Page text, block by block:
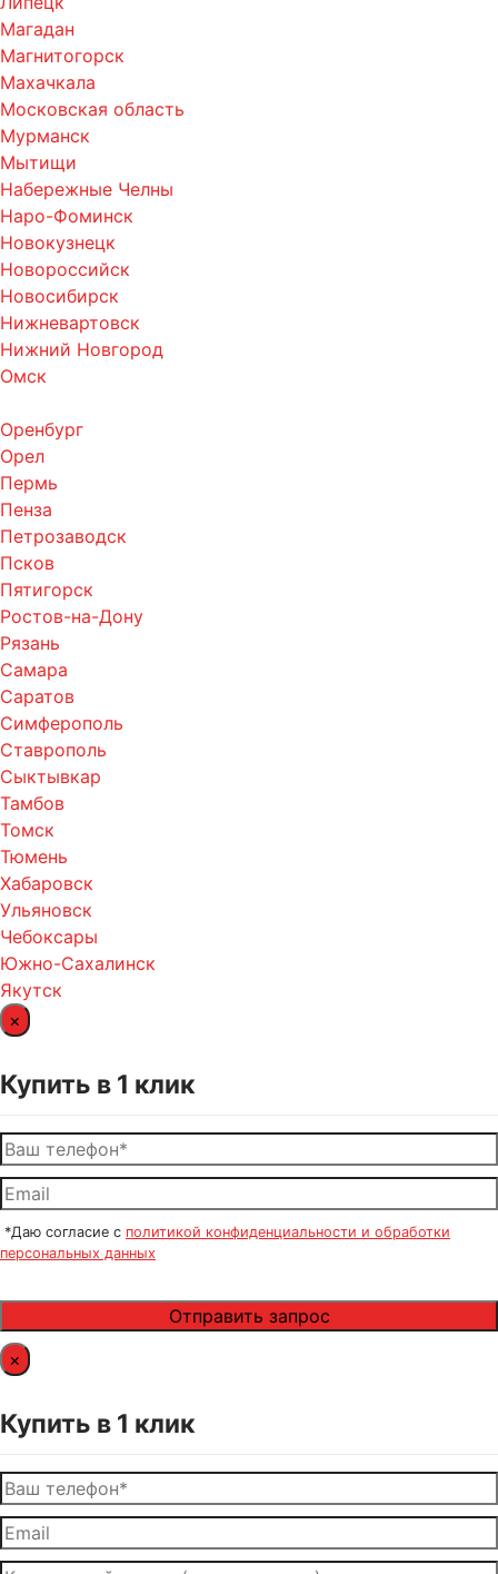
Магадан
Магнитогорск
Махачкала
Московская область
Мурманск
Мытищи
Набережные Челны
Наро-Фоминск
Новокузнецк
Новороссийск
Новосибирск
Нижневартовск
Нижний Новгород
Омск
Оренбург
Орел
Пермь
Пенза
Петрозаводск
Псков
Пятигорск
Ростов-на-Дону
Рязань
Самара
Саратов
Симферополь
Ставрополь
Сыктывкар
Тамбов
Томск
Тюмень
Хабаровск
Ульяновск
Чебоксары
Южно-Сахалинск
Якутск
×
Купить в 1 клик
*Даю согласие с политикой конфиденциальности и обработки
персональных данных
×
Купить в 1 клик